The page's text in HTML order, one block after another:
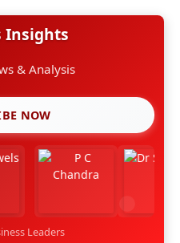
Insights
& Analysis
NOW
Leaders